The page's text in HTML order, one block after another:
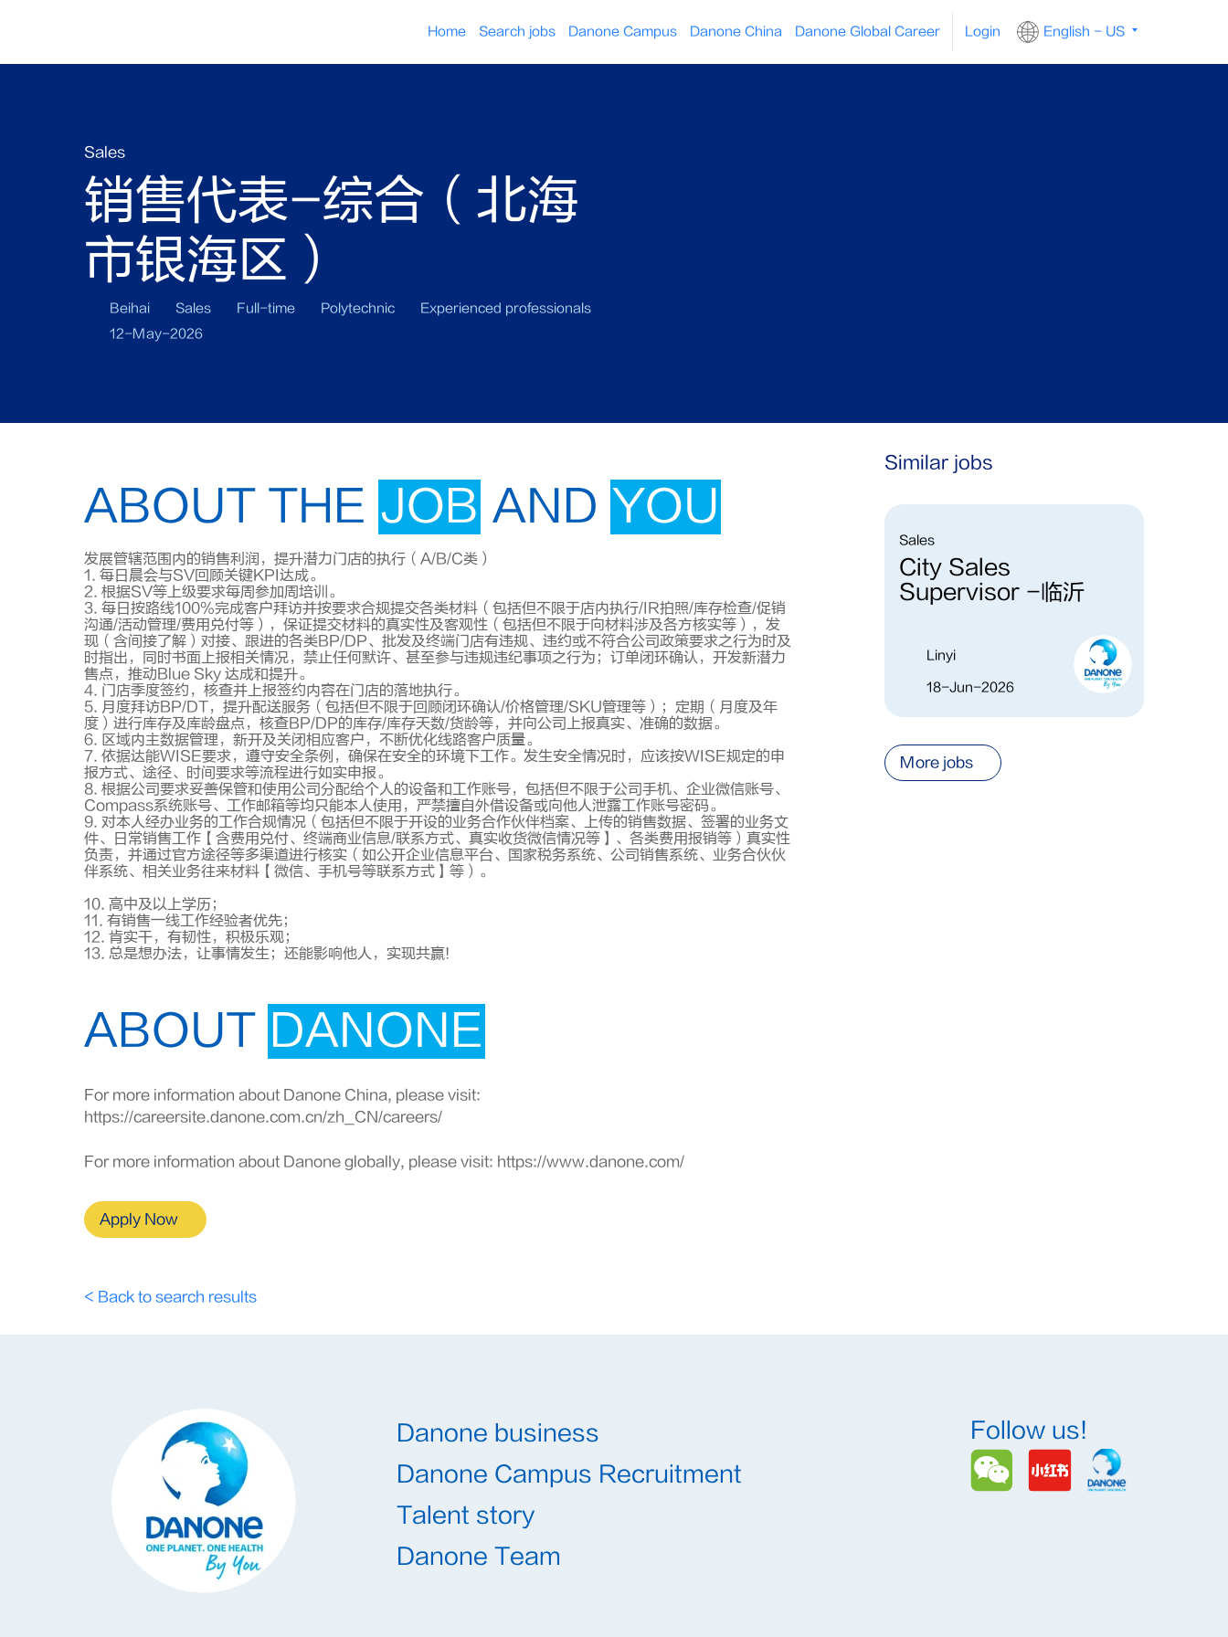
Home Search jobs Danone Campus Danone China Danone Global Career Login English - US
Sales
销售代表-综合（北海
市银海区）
Beihai Sales Full-time Polytechnic
Experienced professionals
12-May-2026
ABOUT THE JOB AND YOU
发展管辖范围内的销售利润，提升潜力门店的执行（A/B/C类）
1. 每日晨会与SV回顾关键KPI达成。
2. 根据SV等上级要求每周参加周培训。
3. 每日按路线100%完成客户拜访并按要求合规提交各类材料（包括但不限于店内执行/IR拍照/库存检查/促销
沟通/活动管理/费用兑付等），保证提交材料的真实性及客观性（包括但不限于向材料涉及各方核实等），发
现（含间接了解）对接、跟进的各类BP/DP、批发及终端门店有违规、违约或不符合公司政策要求之行为时及
时指出，同时书面上报相关情况，禁止任何默许、甚至参与违规违纪事项之行为；订单闭环确认，开发新潜力
售点，推动Blue Sky 达成和提升。
4. 门店季度签约，核查并上报签约内容在门店的落地执行。
5. 月度拜访BP/DT，提升配送服务（包括但不限于回顾闭环确认/价格管理/SKU管理等）；定期（月度及年
度）进行库存及库龄盘点，核查BP/DP的库存/库存天数/货龄等，并向公司上报真实、准确的数据。
6. 区域内主数据管理，新开及关闭相应客户，不断优化线路客户质量。
7. 依据达能WISE要求，遵守安全条例，确保在安全的环境下工作。发生安全情况时，应该按WISE规定的申
报方式、途径、时间要求等流程进行如实申报。
8. 根据公司要求妥善保管和使用公司分配给个人的设备和工作账号，包括但不限于公司手机、企业微信账号、
Compass系统账号、工作邮箱等均只能本人使用，严禁擅自外借设备或向他人泄露工作账号密码。
9. 对本人经办业务的工作合规情况（包括但不限于开设的业务合作伙伴档案、上传的销售数据、签署的业务文
件、日常销售工作【含费用兑付、终端商业信息/联系方式、真实收货微信情况等】、各类费用报销等）真实性
负责，并通过官方途径等多渠道进行核实（如公开企业信息平台、国家税务系统、公司销售系统、业务合伙伙
伴系统、相关业务往来材料【微信、手机号等联系方式】等）。
10. 高中及以上学历；
11. 有销售一线工作经验者优先；
12. 肯实干，有韧性，积极乐观；
13. 总是想办法，让事情发生；还能影响他人，实现共赢!
ABOUT DANONE
For more information about Danone China, please visit:
https://careersite.danone.com.cn/zh_CN/careers/
For more information about Danone globally, please visit: https://www.danone.com/
Apply Now
Similar jobs
Sales
City Sales
Supervisor -临沂
Linyi
18-Jun-2026
More jobs
< Back to search results
Danone business
Danone Campus Recruitment
Talent story
Danone Team
Follow us!